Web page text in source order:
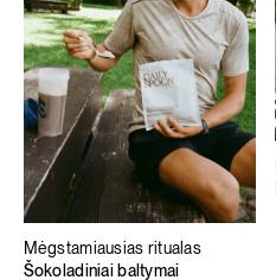
Mėgstamiausias ritualas
Šokoladiniai baltymai